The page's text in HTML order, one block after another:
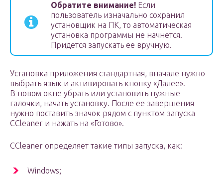
Обратите внимание! Если
пользователь изначально сохранил
установщик на ПК, то автоматическая
установка программы не начнется.
Придется запускать ее вручную.
Установка приложения стандартная, вначале нужно
выбрать язык и активировать кнопку «Далее».
В новом окне убрать или установить нужные
галочки, начать установку. После ее завершения
нужно поставить значок рядом с пунктом запуска
CCleaner и нажать на «Готово».
CCleaner определяет такие типы запуска, как:
Windows;